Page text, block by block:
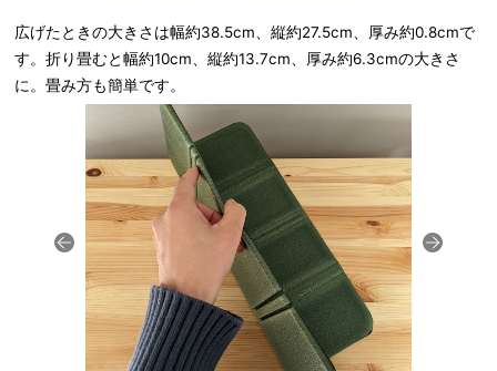
広げたときの大きさは幅約38.5cm、縦約27.5cm、厚み約0.8cmで
す。折り畳むと幅約10cm、縦約13.7cm、厚み約6.3cmの大きさ
に。畳み方も簡単です。